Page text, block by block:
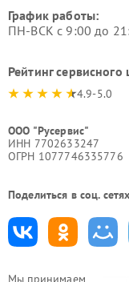
Мы принимаем
График работы:
ПН-ВСК с 9:00 до
Рейтинг сервисного
4.9-5.0
ООО "Русервис"
ИНН 7702633247
ОГРН 1077746335776
Поделиться в соц.